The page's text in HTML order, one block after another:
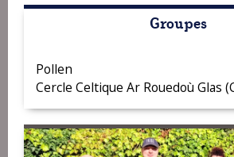
Groupes
Pollen
Cercle Celtique Ar Rouedoù Glas